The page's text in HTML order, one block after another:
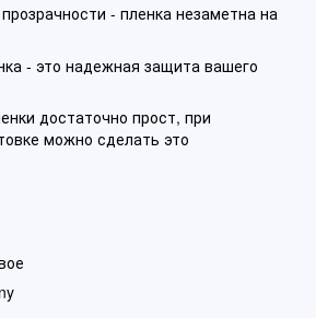
- пленка незаметна на
- это надежная защита вашего
достаточно прост, при
можно сделать это